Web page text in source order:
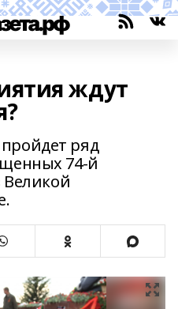
ждут
пройдет ряд
74-й